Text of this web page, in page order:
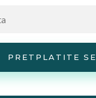
PRETPLATITE SE